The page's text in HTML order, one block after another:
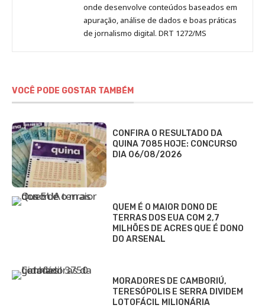
onde desenvolve conteúdos baseados em
apuração, análise de dados e boas práticas
de jornalismo digital. DRT 1272/MS
VOCÊ PODE GOSTAR TAMBÉM
CONFIRA O RESULTADO DA
QUINA 7085 HOJE: CONCURSO
DIA 06/08/2026
QUEM É O MAIOR DONO DE
TERRAS DOS EUA COM 2,7
MILHÕES DE ACRES QUE É DONO
DO ARSENAL
MORADORES DE CAMBORIÚ,
TERESÓPOLIS E SERRA DIVIDEM
LOTOFÁCIL MILIONÁRIA